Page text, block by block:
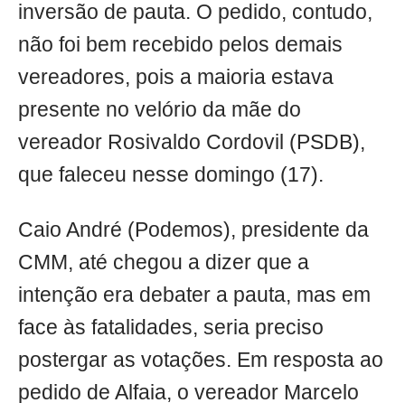
inversão de pauta. O pedido, contudo,
não foi bem recebido pelos demais
vereadores, pois a maioria estava
presente no velório da mãe do
vereador Rosivaldo Cordovil (PSDB),
que faleceu nesse domingo (17).
Caio André (Podemos), presidente da
CMM, até chegou a dizer que a
intenção era debater a pauta, mas em
face às fatalidades, seria preciso
postergar as votações. Em resposta ao
pedido de Alfaia, o vereador Marcelo